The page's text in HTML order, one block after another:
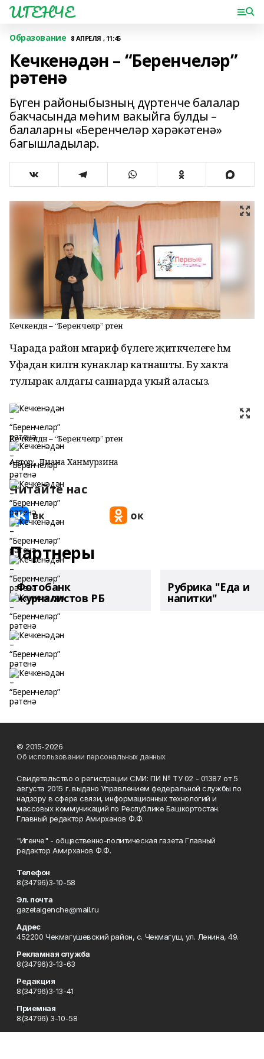
ИГЕНЧЕ
Образование 8 АПРЕЛЯ , 11:45
Кечкенәдән – “Беренчеләр”
рәтенә
Бүген районыбызның дүртенче балалар
бакчасында мөһим вакыйга булды –
балаларны «Беренчеләр хәрәкәтенә»
багышладылар.
Кечкенәдән – “Беренчеләр” рәтенә
Чарада район мәгариф бүлеге җитәкчелеге һәм
Уфадан килгән кунаклар катнашты. Бу хакта
тулырак алдагы саннарда укый аласыз.
Кечкенәдән – “Беренчеләр” рәтенә
Автор: Лиана Ханмурзина
Читайте нас
Партнеры
Фотобанк
журналистов РБ
Рубрика "Еда и
напитки"
© 2015-2026
Об использовании персональных данных
Свидетельство о регистрации СМИ: ПИ № ТУ 02 - 01387 от 5
августа 2015 г. выдано Управлением федеральной службы по
надзору в сфере связи, информационных технологий и
массовых коммуникаций по Республике Башкортостан.
Главный редактор Амирханов Ф.Ф.
"Игенче" - общественно-политическая газета Главный
редактор Амирханов Ф.Ф.
Телефон
8(34796)3-10-58
Эл. почта
gazetaigenche@mail.ru
Адрес
452200 Чекмагушевский район, с. Чекмагуш, ул. Ленина, 49.
Рекламная служба
8(34796)3-13-63
Редакция
8(34796)3-13-41
Приемная
8(34796) 3-10-58